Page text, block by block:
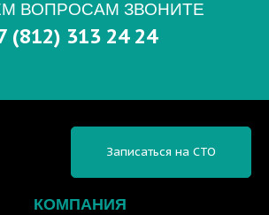
ВОПРОСАМ ЗВОНИТЕ
(812) 313 24 24
КОМПАНИЯ
Записаться на СТО